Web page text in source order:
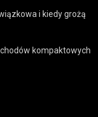
i kiedy grożą
kompaktowych